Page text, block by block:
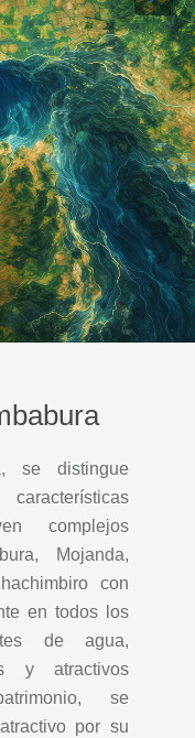
se distingue
complejos
Mojanda,
con
en todos los
de agua,
y atractivos
se
por su